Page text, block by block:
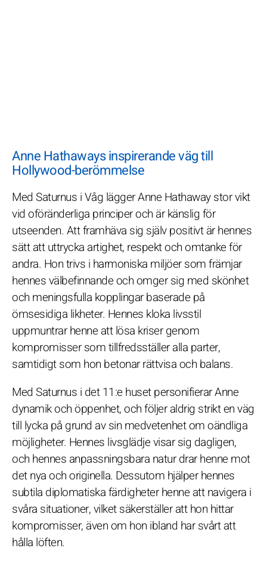
Anne Hathaways inspirerande väg till
Hollywood-berömmelse
Med Saturnus i Våg lägger Anne Hathaway stor vikt
vid oföränderliga principer och är känslig för
utseenden. Att framhäva sig själv positivt är hennes
sätt att uttrycka artighet, respekt och omtanke för
andra. Hon trivs i harmoniska miljöer som främjar
hennes välbefinnande och omger sig med skönhet
och meningsfulla kopplingar baserade på
ömsesidiga likheter. Hennes kloka livsstil
uppmuntrar henne att lösa kriser genom
kompromisser som tillfredsställer alla parter,
samtidigt som hon betonar rättvisa och balans.
Med Saturnus i det 11:e huset personifierar Anne
dynamik och öppenhet, och följer aldrig strikt en väg
till lycka på grund av sin medvetenhet om oändliga
möjligheter. Hennes livsglädje visar sig dagligen,
och hennes anpassningsbara natur drar henne mot
det nya och originella. Dessutom hjälper hennes
subtila diplomatiska färdigheter henne att navigera i
svåra situationer, vilket säkerställer att hon hittar
kompromisser, även om hon ibland har svårt att
hålla löften.